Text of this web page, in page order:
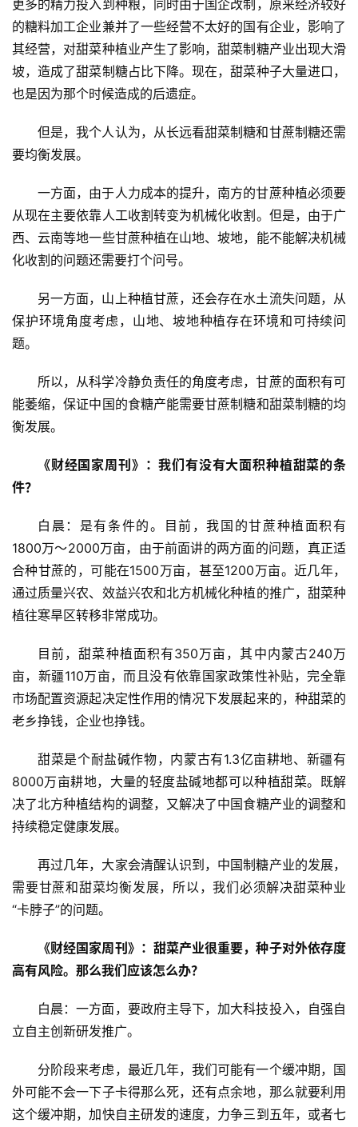
更多的精力投入到种粮，同时由于国企改制，原来经济较好
的糖料加工企业兼并了一些经营不太好的国有企业，影响了
其经营，对甜菜种植业产生了影响，甜菜制糖产业出现大滑
坡，造成了甜菜制糖占比下降。现在，甜菜种子大量进口，
也是因为那个时候造成的后遗症。
但是，我个人认为，从长远看甜菜制糖和甘蔗制糖还需
要均衡发展。
一方面，由于人力成本的提升，南方的甘蔗种植必须要
从现在主要依靠人工收割转变为机械化收割。但是，由于广
西、云南等地一些甘蔗种植在山地、坡地，能不能解决机械
化收割的问题还需要打个问号。
另一方面，山上种植甘蔗，还会存在水土流失问题，从
保护环境角度考虑，山地、坡地种植存在环境和可持续问
题。
所以，从科学冷静负责任的角度考虑，甘蔗的面积有可
能萎缩，保证中国的食糖产能需要甘蔗制糖和甜菜制糖的均
衡发展。
《财经国家周刊》：我们有没有大面积种植甜菜的条
件？
白晨：是有条件的。目前，我国的甘蔗种植面积有
1800万～2000万亩，由于前面讲的两方面的问题，真正适
合种甘蔗的，可能在1500万亩，甚至1200万亩。近几年，
通过质量兴农、效益兴农和北方机械化种植的推广，甜菜种
植往寒旱区转移非常成功。
目前，甜菜种植面积有350万亩，其中内蒙古240万
亩，新疆110万亩，而且没有依靠国家政策性补贴，完全靠
市场配置资源起决定性作用的情况下发展起来的，种甜菜的
老乡挣钱，企业也挣钱。
甜菜是个耐盐碱作物，内蒙古有1.3亿亩耕地、新疆有
8000万亩耕地，大量的轻度盐碱地都可以种植甜菜。既解
决了北方种植结构的调整，又解决了中国食糖产业的调整和
持续稳定健康发展。
再过几年，大家会清醒认识到，中国制糖产业的发展，
需要甘蔗和甜菜均衡发展，所以，我们必须解决甜菜种业
“卡脖子”的问题。
《财经国家周刊》：甜菜产业很重要，种子对外依存度
高有风险。那么我们应该怎么办？
白晨：一方面，要政府主导下，加大科技投入，自强自
立自主创新研发推广。
分阶段来考虑，最近几年，我们可能有一个缓冲期，国
外可能不会一下子卡得那么死，还有点余地，那么就要利用
这个缓冲期，加快自主研发的速度，力争三到五年，或者七